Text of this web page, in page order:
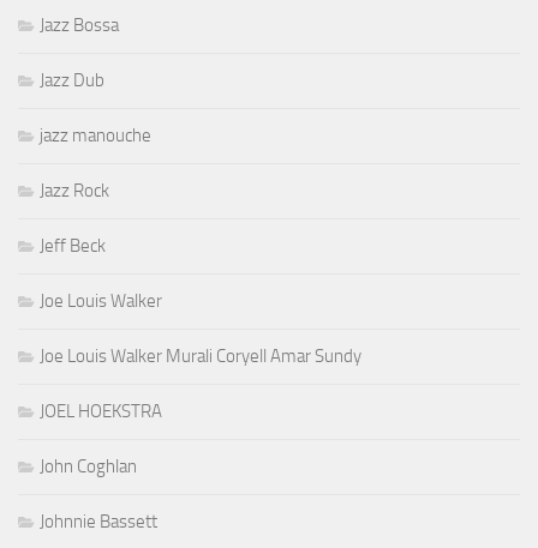
Jazz Bossa
Jazz Dub
jazz manouche
Jazz Rock
Jeff Beck
Joe Louis Walker
Joe Louis Walker Murali Coryell Amar Sundy
JOEL HOEKSTRA
John Coghlan
Johnnie Bassett